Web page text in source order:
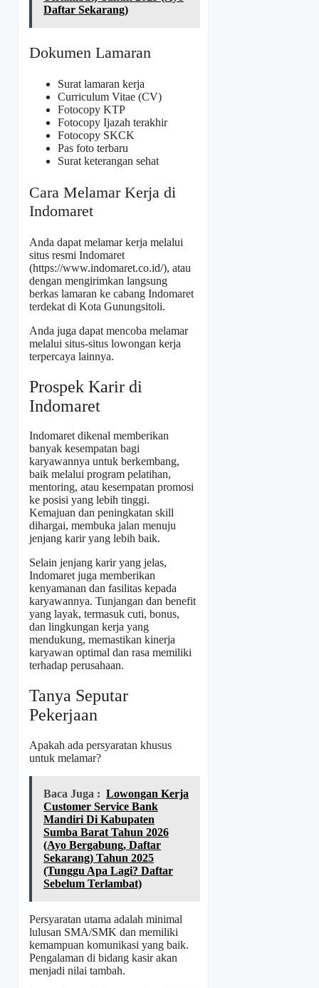
Daftar Sekarang)
Dokumen Lamaran
Surat lamaran kerja
Curriculum Vitae (CV)
Fotocopy KTP
Fotocopy Ijazah terakhir
Fotocopy SKCK
Pas foto terbaru
Surat keterangan sehat
Cara Melamar Kerja di
Indomaret
Anda dapat melamar kerja melalui
situs resmi Indomaret
(https://www.indomaret.co.id/), atau
dengan mengirimkan langsung
berkas lamaran ke cabang Indomaret
terdekat di Kota Gunungsitoli.
Anda juga dapat mencoba melamar
melalui situs-situs lowongan kerja
terpercaya lainnya.
Prospek Karir di
Indomaret
Indomaret dikenal memberikan
banyak kesempatan bagi
karyawannya untuk berkembang,
baik melalui program pelatihan,
mentoring, atau kesempatan promosi
ke posisi yang lebih tinggi.
Kemajuan dan peningkatan skill
dihargai, membuka jalan menuju
jenjang karir yang lebih baik.
Selain jenjang karir yang jelas,
Indomaret juga memberikan
kenyamanan dan fasilitas kepada
karyawannya. Tunjangan dan benefit
yang layak, termasuk cuti, bonus,
dan lingkungan kerja yang
mendukung, memastikan kinerja
karyawan optimal dan rasa memiliki
terhadap perusahaan.
Tanya Seputar
Pekerjaan
Apakah ada persyaratan khusus
untuk melamar?
Baca Juga : Lowongan Kerja
Customer Service Bank
Mandiri Di Kabupaten
Sumba Barat Tahun 2026
(Ayo Bergabung, Daftar
Sekarang) Tahun 2025
(Tunggu Apa Lagi? Daftar
Sebelum Terlambat)
Persyaratan utama adalah minimal
lulusan SMA/SMK dan memiliki
kemampuan komunikasi yang baik.
Pengalaman di bidang kasir akan
menjadi nilai tambah.